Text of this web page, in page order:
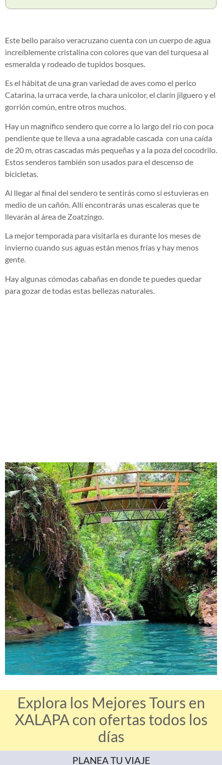
Este bello paraíso veracruzano cuenta con un cuerpo de agua
increíblemente cristalina con colores que van del turquesa al
esmeralda y rodeado de tupidos bosques.
Es el hábitat de una gran variedad de aves como el perico
Catarina, la urraca verde, la chara unicolor, el clarín jilguero y el
gorrión común, entre otros muchos.
Hay un magnífico sendero que corre a lo largo del río con poca
pendiente que te lleva a una agradable cascada con una caída
de 20 m, otras cascadas más pequeñas y a la poza del cocodrilo.
Estos senderos también son usados para el descenso de
bicicletas.
Al llegar al final del sendero te sentirás como si estuvieras en
medio de un cañón. Allí encontrarás unas escaleras que te
llevarán al área de Zoatzingo.
La mejor temporada para visitarla es durante los meses de
invierno cuando sus aguas están menos frías y hay menos
gente.
Hay algunas cómodas cabañas en donde te puedes quedar
para gozar de todas estas bellezas naturales.
Explora los Mejores Tours en
XALAPA con ofertas todos los
días
PLANEA TU VIAJE